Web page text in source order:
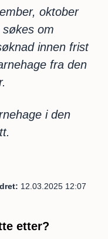
oktober
om
innen frist
fra den
i den
12.03.2025 12:07
etter?